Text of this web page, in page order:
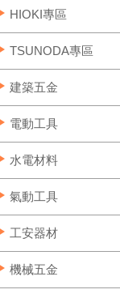
HIOKI專區
TSUNODA專區
建築五金
電動工具
水電材料
氣動工具
工安器材
機械五金